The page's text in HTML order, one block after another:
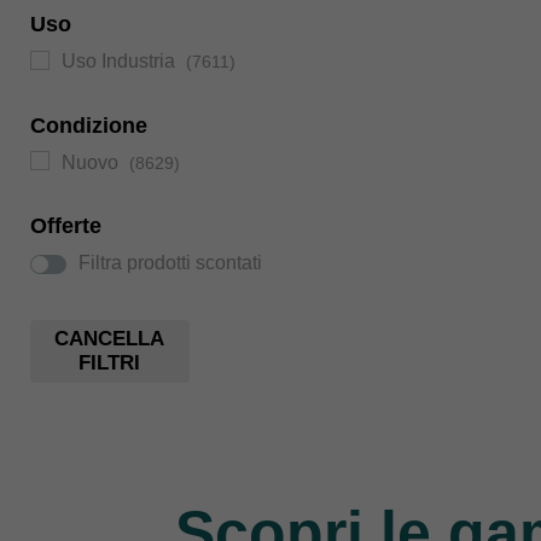
Uso
Uso Industria (7611)
Condizione
Nuovo (8629)
Offerte
Filtra prodotti scontati
CANCELLA
FILTRI